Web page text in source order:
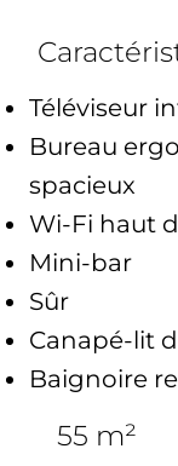
Téléviseur
Bureau
spacieux
Wi-Fi haut
Mini-bar
Sûr
Canapé-lit
Baignoire
55 m²